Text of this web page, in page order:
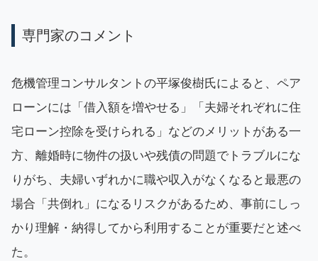
専門家のコメント
危機管理コンサルタントの平塚俊樹氏によると、ペア
ローンには「借入額を増やせる」「夫婦それぞれに住
宅ローン控除を受けられる」などのメリットがある一
方、離婚時に物件の扱いや残債の問題でトラブルにな
りがち、夫婦いずれかに職や収入がなくなると最悪の
場合「共倒れ」になるリスクがあるため、事前にしっ
かり理解・納得してから利用することが重要だと述べ
た。